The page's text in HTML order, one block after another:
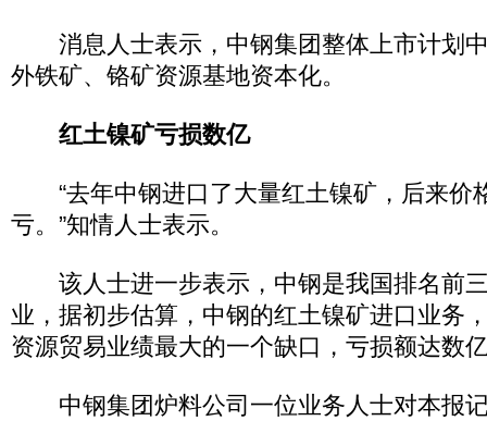
消息人士表示，中钢集团整体上市计划
外铁矿、铬矿资源基地资本化。
红土镍矿亏损数亿
“去年中钢进口了大量红土镍矿，后来价
亏。”知情人士表示。
该人士进一步表示，中钢是我国排名前
业，据初步估算，中钢的红土镍矿进口业务
资源贸易业绩最大的一个缺口，亏损额达数
中钢集团炉料公司一位业务人士对本报